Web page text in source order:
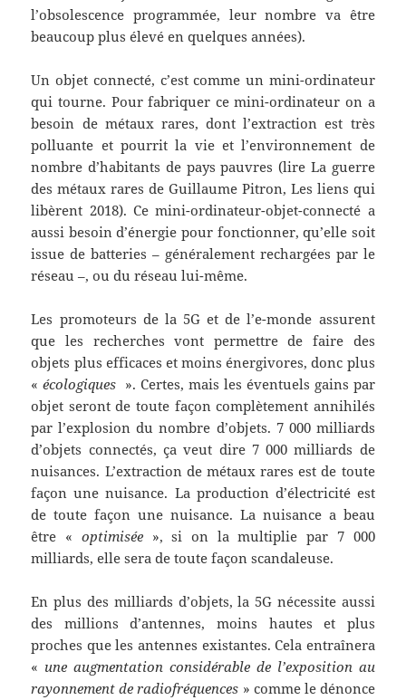
l’obsolescence programmée, leur nombre va être
beaucoup plus élevé en quelques années).
Un objet connecté, c’est comme un mini-ordinateur
qui tourne. Pour fabriquer ce mini-ordinateur on a
besoin de métaux rares, dont l’extraction est très
polluante et pourrit la vie et l’environnement de
nombre d’habitants de pays pauvres (lire La guerre
des métaux rares de Guillaume Pitron, Les liens qui
libèrent 2018). Ce mini-ordinateur-objet-connecté a
aussi besoin d’énergie pour fonctionner, qu’elle soit
issue de batteries – généralement rechargées par le
réseau –, ou du réseau lui-même.
Les promoteurs de la 5G et de l’e-monde assurent
que les recherches vont permettre de faire des
objets plus efficaces et moins énergivores, donc plus
«écologiques ». Certes, mais les éventuels gains par
objet seront de toute façon complètement annihilés
par l’explosion du nombre d’objets. 7 000 milliards
d’objets connectés, ça veut dire 7 000 milliards de
nuisances. L’extraction de métaux rares est de toute
façon une nuisance. La production d’électricité est
de toute façon une nuisance. La nuisance a beau
être « optimisée», si on la multiplie par 7 000
milliards, elle sera de toute façon scandaleuse.
En plus des milliards d’objets, la 5G nécessite aussi
des millions d’antennes, moins hautes et plus
proches que les antennes existantes. Cela entraînera
« une augmentation considérable de l’exposition au
rayonnement de radiofréquences » comme le dénonce